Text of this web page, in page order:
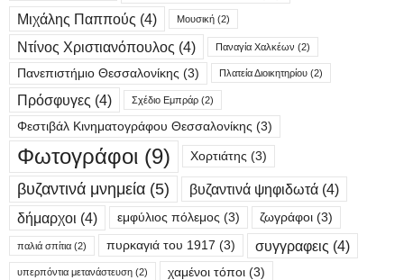
Μιχάλης Παππούς (4) Μουσική (2)
Ντίνος Χριστιανόπουλος (4) Παναγία Χαλκέων (2)
Πανεπιστήμιο Θεσσαλονίκης (3) Πλατεία Διοικητηρίου (2)
Πρόσφυγες (4) Σχέδιο Εμπράρ (2)
Φεστιβάλ Κινηματογράφου Θεσσαλονίκης (3)
Φωτογράφοι (9) Χορτιάτης (3)
βυζαντινά μνημεία (5) βυζαντινά ψηφιδωτά (4)
δήμαρχοι (4) εμφύλιος πόλεμος (3) ζωγράφοι (3)
παλιά σπίτια (2) πυρκαγιά του 1917 (3) συγγραφεις (4)
υπερπόντια μετανάστευση (2) χαμένοι τόποι (3)